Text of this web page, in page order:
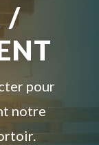
/
pour
notre